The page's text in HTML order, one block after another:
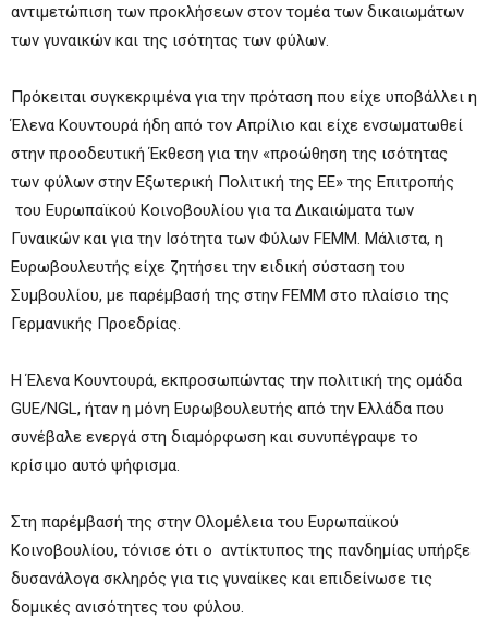
αντιμετώπιση των προκλήσεων στον τομέα των δικαιωμάτων
των γυναικών και της ισότητας των φύλων.
Πρόκειται συγκεκριμένα για την πρόταση που είχε υποβάλλει η
Έλενα Κουντουρά ήδη από τον Απρίλιο και είχε ενσωματωθεί
στην προοδευτική Έκθεση για την «προώθηση της ισότητας
των φύλων στην Εξωτερική Πολιτική της ΕΕ» της Επιτροπής
του Ευρωπαϊκού Κοινοβουλίου για τα Δικαιώματα των
Γυναικών και για την Ισότητα των Φύλων FEMM. Μάλιστα, η
Ευρωβουλευτής είχε ζητήσει την ειδική σύσταση του
Συμβουλίου, με παρέμβασή της στην FEMM στο πλαίσιο της
Γερμανικής Προεδρίας.
Η Έλενα Κουντουρά, εκπροσωπώντας την πολιτική της ομάδα
GUE/NGL, ήταν η μόνη Ευρωβουλευτής από την Ελλάδα που
συνέβαλε ενεργά στη διαμόρφωση και συνυπέγραψε το
κρίσιμο αυτό ψήφισμα.
Στη παρέμβασή της στην Ολομέλεια του Ευρωπαϊκού
Κοινοβουλίου, τόνισε ότι ο αντίκτυπος της πανδημίας υπήρξε
δυσανάλογα σκληρός για τις γυναίκες και επιδείνωσε τις
δομικές ανισότητες του φύλου.